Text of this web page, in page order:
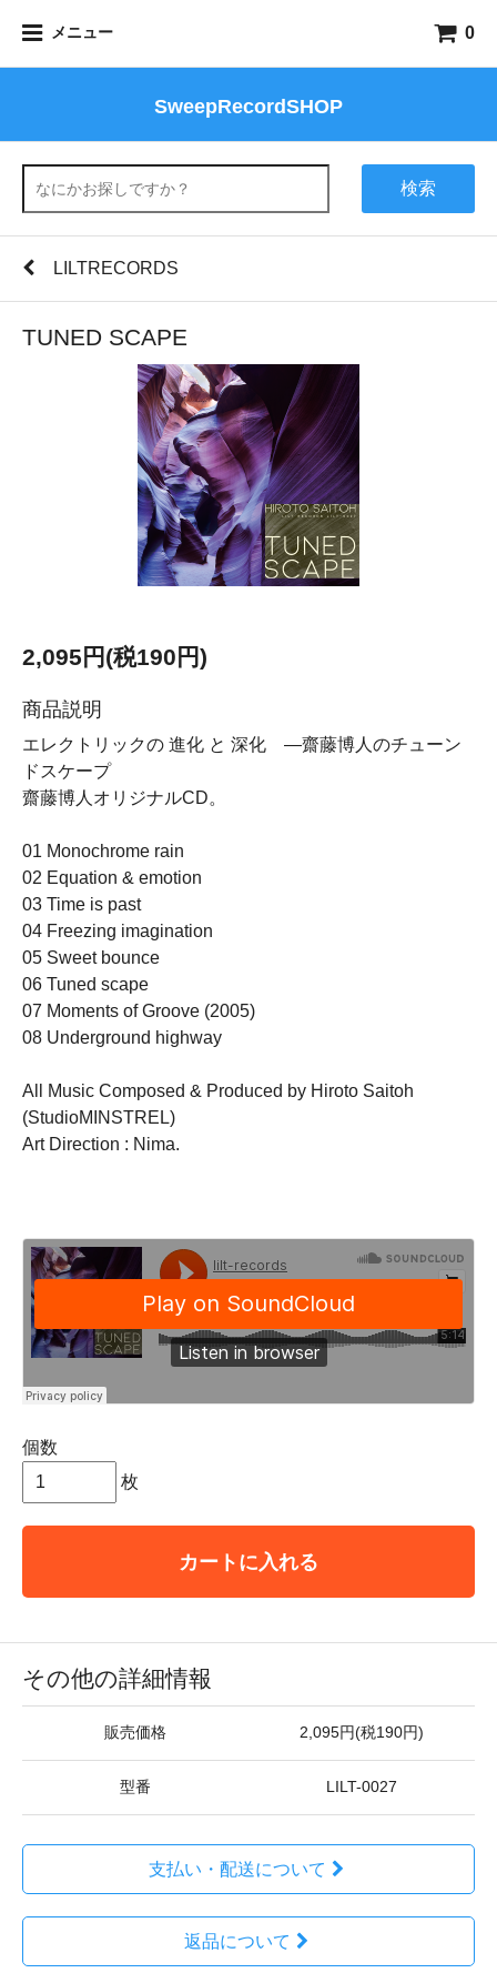
メニュー 0
SweepRecordSHOP
検索
LILTRECORDS
TUNED SCAPE
2,095円(税190円)
商品説明
エレクトリックの 進化 と 深化 ―齋藤博人のチューン
ドスケープ
齋藤博人オリジナルCD。
01 Monochrome rain
02 Equation & emotion
03 Time is past
04 Freezing imagination
05 Sweet bounce
06 Tuned scape
07 Moments of Groove (2005)
08 Underground highway
All Music Composed & Produced by Hiroto Saitoh
(StudioMINSTREL)
Art Direction : Nima.
個数
枚
カートに入れる
その他の詳細情報
販売価格 2,095円(税190円)
型番 LILT-0027
支払い・配送について
返品について